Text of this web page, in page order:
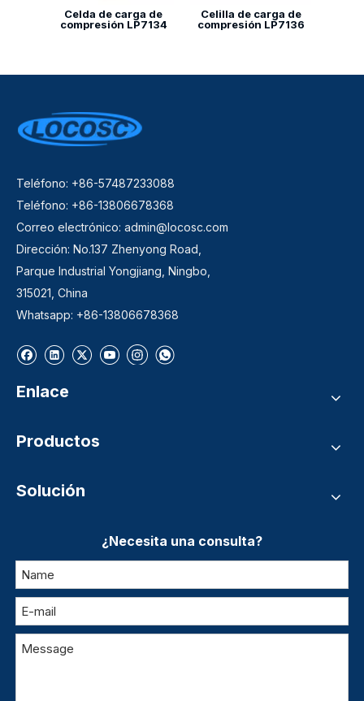
Celda de carga de
compresión LP7134
Celilla de carga de
compresión LP7136
Teléfono: +86-57487233088
Teléfono: +86-13806678368
Correo electrónico: admin@locosc.com
Dirección: No.137 Zhenyong Road,
Parque Industrial Yongjiang, Ningbo,
315021, China
Whatsapp: +86-13806678368
Enlace
Productos
Solución
¿Necesita una consulta?